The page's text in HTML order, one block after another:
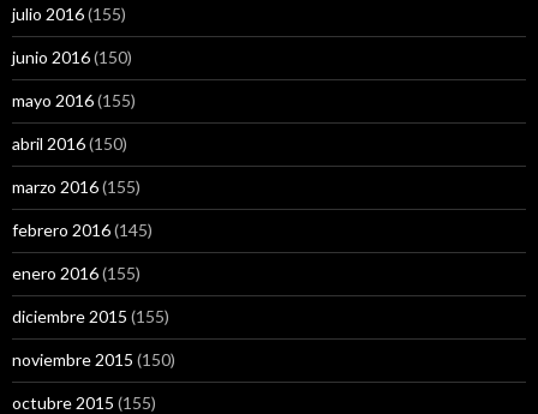
julio 2016(155)
junio 2016(150)
mayo 2016(155)
abril 2016(150)
marzo 2016(155)
febrero 2016(145)
enero 2016(155)
diciembre 2015 (155)
noviembre 2015 (150)
octubre 2015 (155)